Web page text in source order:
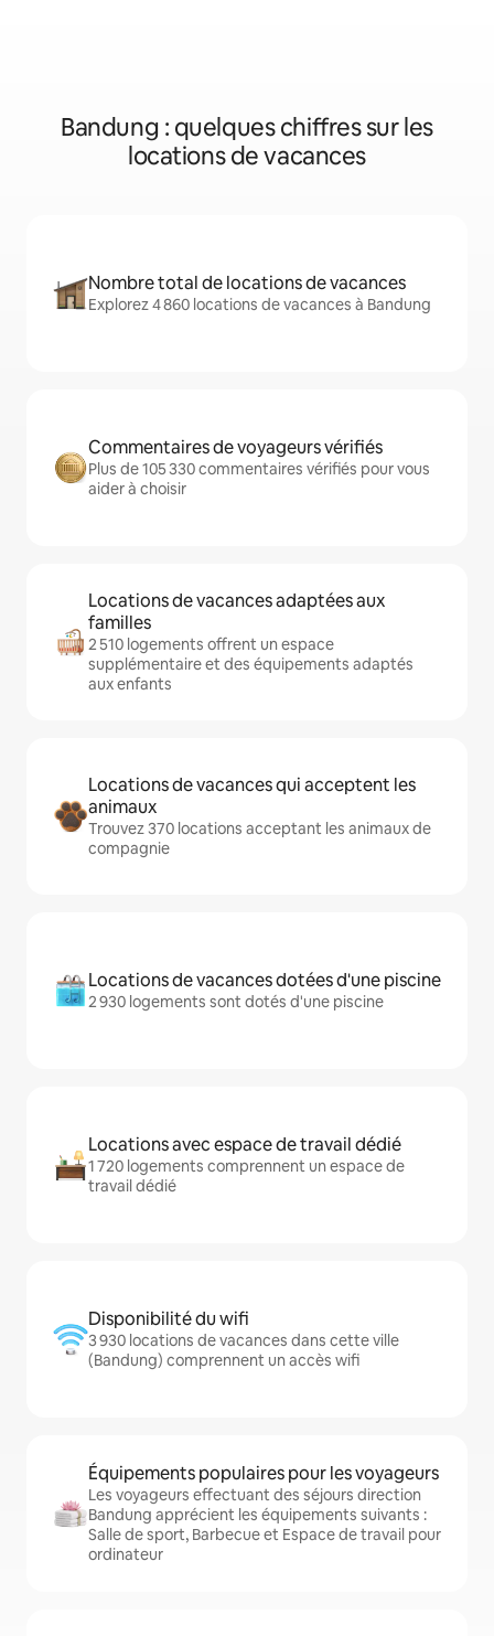
Bandung : quelques chiffres sur les
locations de vacances
Nombre total de locations de vacances
Explorez 4 860 locations de vacances à Bandung
Commentaires de voyageurs vérifiés
Plus de 105 330 commentaires vérifiés pour vous
aider à choisir
Locations de vacances adaptées aux
familles
2 510 logements offrent un espace
supplémentaire et des équipements adaptés
aux enfants
Locations de vacances qui acceptent les
animaux
Trouvez 370 locations acceptant les animaux de
compagnie
Locations de vacances dotées d'une piscine
2 930 logements sont dotés d'une piscine
Locations avec espace de travail dédié
1 720 logements comprennent un espace de
travail dédié
Disponibilité du wifi
3 930 locations de vacances dans cette ville
(Bandung) comprennent un accès wifi
Équipements populaires pour les voyageurs
Les voyageurs effectuant des séjours direction
Bandung apprécient les équipements suivants :
Salle de sport, Barbecue et Espace de travail pour
ordinateur